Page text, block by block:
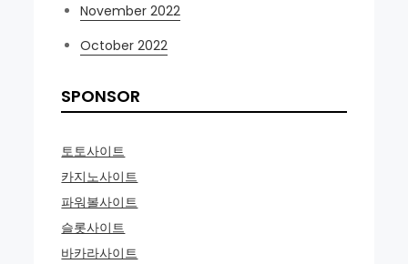
November 2022
October 2022
SPONSOR
토토사이트
카지노사이트
파워볼사이트
슬롯사이트
바카라사이트